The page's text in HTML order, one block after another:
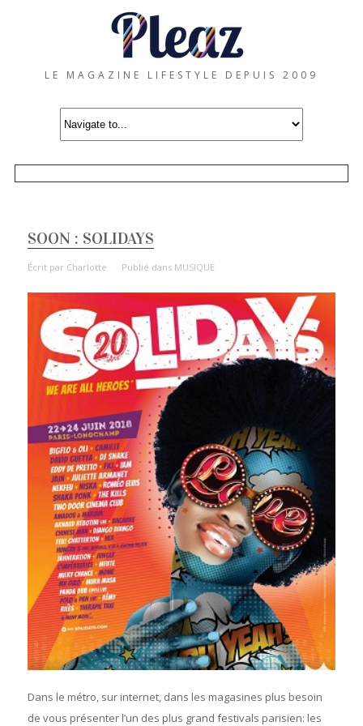
LE MAGAZINE LIFESTYLE DEPUIS 2009
SOON : SOLIDAYS
Écrit par Charlotte Publié dans MUSIQUE
Dans le métro, sur internet, dans les magasines plus besoin
de vous présenter l’un des plus grand festivals parisien: les